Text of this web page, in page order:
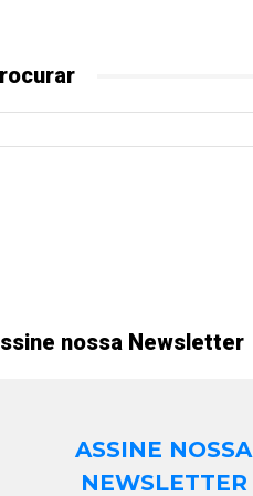
nossa Newsletter
ASSINE NOSSA
NEWSLETTER